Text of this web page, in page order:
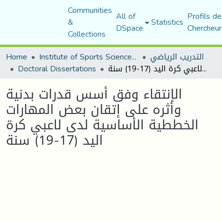
Communities
&
Collections
All of
DSpace Statistics Profils
Home
Institute of Sports Sciences and Techniques التدريب الرياضي
Doctoral Dissertations الإنتقاء وفق أسس قدرات بدنية وأثره على إتقان بعض المهارات الخططية الأساسية لدى لاعبي كرة اليد (17-19) سنة
الإنتقاء وفق أسس قدرات بدنية
وأثره على إتقان بعض المهارات
الخططية الأساسية لدى لاعبي كرة
اليد (17-19) سنة